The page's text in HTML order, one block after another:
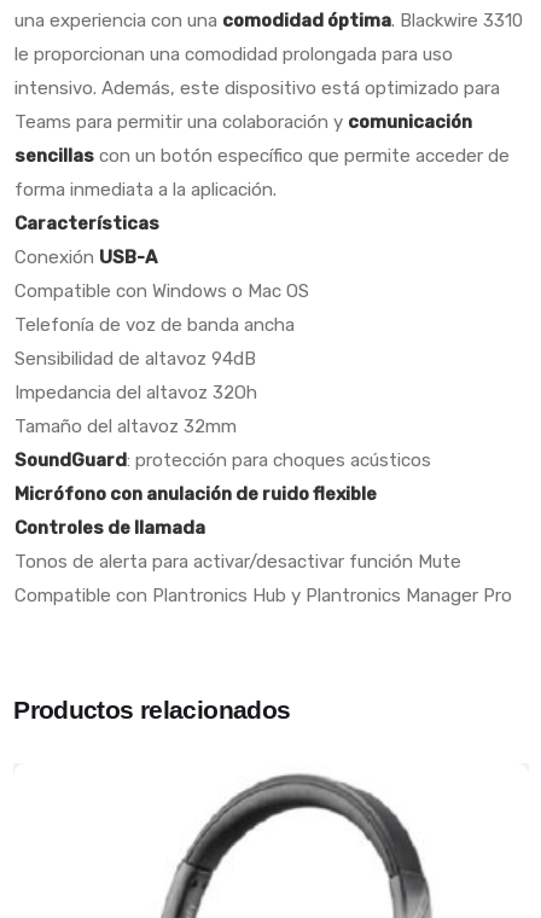
una experiencia con una comodidad óptima. Blackwire 3310
le proporcionan una comodidad prolongada para uso
intensivo. Además, este dispositivo está optimizado para
Teams para permitir una colaboración y comunicación
sencillas con un botón específico que permite acceder de
forma inmediata a la aplicación.
Características
Conexión USB-A
Compatible con Windows o Mac OS
Telefonía de voz de banda ancha
Sensibilidad de altavoz 94dB
Impedancia del altavoz 32Oh
Tamaño del altavoz 32mm
SoundGuard: protección para choques acústicos
Micrófono con anulación de ruido flexible
Controles de llamada
Tonos de alerta para activar/desactivar función Mute
Compatible con Plantronics Hub y Plantronics Manager Pro
Productos relacionados